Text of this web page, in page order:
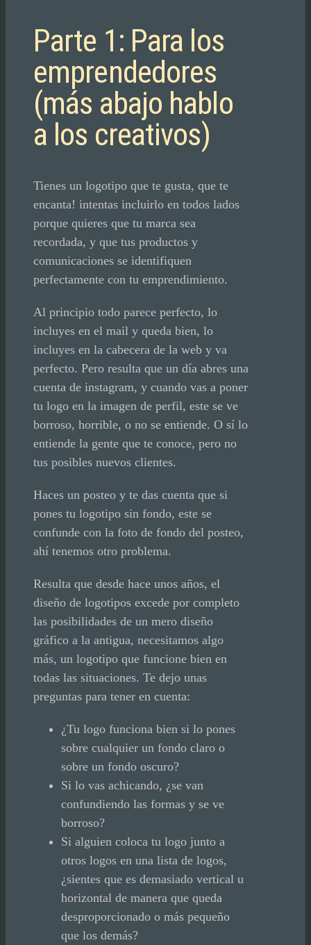
Parte 1: Para los
emprendedores
(más abajo hablo
a los creativos)
Tienes un logotipo que te gusta, que te
encanta! intentas incluirlo en todos lados
porque quieres que tu marca sea
recordada, y que tus productos y
comunicaciones se identifiquen
perfectamente con tu emprendimiento.
Al principio todo parece perfecto, lo
incluyes en el mail y queda bien, lo
incluyes en la cabecera de la web y va
perfecto. Pero resulta que un día abres una
cuenta de instagram, y cuando vas a poner
tu logo en la imagen de perfil, este se ve
borroso, horrible, o no se entiende. O sí lo
entiende la gente que te conoce, pero no
tus posibles nuevos clientes.
Haces un posteo y te das cuenta que si
pones tu logotipo sin fondo, este se
confunde con la foto de fondo del posteo,
ahí tenemos otro problema.
Resulta que desde hace unos años, el
diseño de logotipos excede por completo
las posibilidades de un mero diseño
gráfico a la antigua, necesitamos algo
más, un logotipo que funcione bien en
todas las situaciones. Te dejo unas
preguntas para tener en cuenta:
¿Tu logo funciona bien si lo pones
sobre cualquier un fondo claro o
sobre un fondo oscuro?
Si lo vas achicando, ¿se van
confundiendo las formas y se ve
borroso?
Si alguien coloca tu logo junto a
otros logos en una lista de logos,
¿sientes que es demasiado vertical u
horizontal de manera que queda
desproporcionado o más pequeño
que los demás?